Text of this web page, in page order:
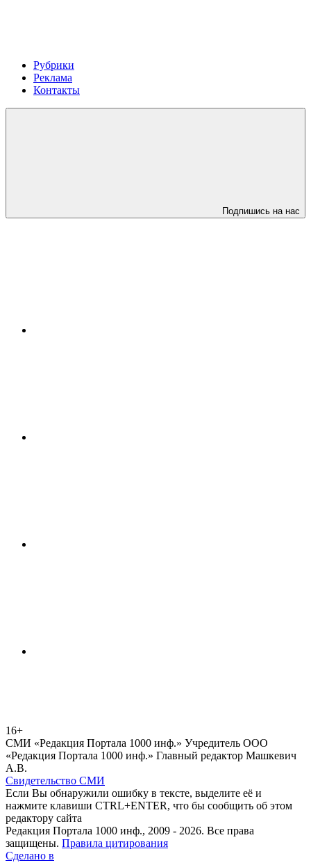
Рубрики
Реклама
Контакты
Подпишись на нас
16+
СМИ «Редакция Портала 1000 инф.» Учредитель ООО
«Редакция Портала 1000 инф.» Главный редактор Машкевич
А.В.
Свидетельство СМИ
Если Вы обнаружили ошибку в тексте, выделите её и
нажмите клавиши CTRL+ENTER, что бы сообщить об этом
редактору сайта
Редакция Портала 1000 инф., 2009 - 2026. Все права
защищены. Правила цитирования
Сделано в